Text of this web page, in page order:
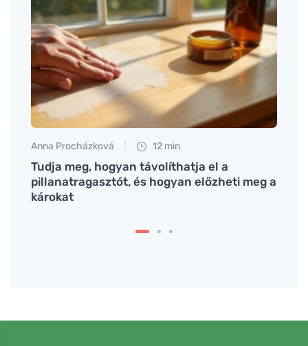
Anna Procházková 12 min
Tudja meg, hogyan távolíthatja el a
pillanatragasztót, és hogyan előzheti meg a
károkat